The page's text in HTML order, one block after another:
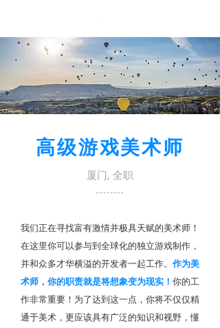
​高级游戏美术师
厦门, 全职
我们正在寻找富有激情并极具天赋的美术师！
在这里你可以参与到全球化的独立游戏制作，
并和众多才华横溢的开发者一起工作。 作为美
术师，你的职责就是将想象变为现实！ 你的工
作非常重要！为了达到这一点，你将不仅仅精
通于美术，更应该具有广泛的知识和视野，懂